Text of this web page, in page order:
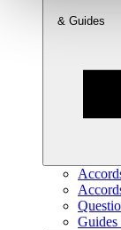
& Guides